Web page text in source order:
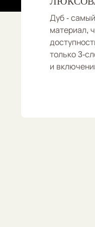
Дуб -
материал,
только 3-
и